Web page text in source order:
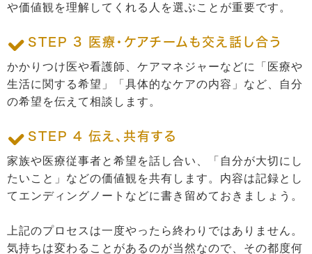
や価値観を理解してくれる人を選ぶことが重要です。
STEP 3 医療・ケアチームも交え話し合う
かかりつけ医や看護師、ケアマネジャーなどに「医療や
生活に関する希望」「具体的なケアの内容」など、自分
の希望を伝えて相談します。
STEP 4 伝え、共有する
家族や医療従事者と希望を話し合い、「自分が大切にし
たいこと」などの価値観を共有します。内容は記録とし
てエンディングノートなどに書き留めておきましょう。
上記のプロセスは一度やったら終わりではありません。
気持ちは変わることがあるのが当然なので、その都度何